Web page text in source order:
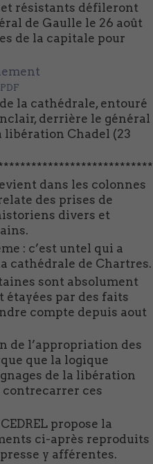
et résistants défileront
de Gaulle le 26 août
de la capitale pour
la cathédrale, entouré
derrière le général
libération Chadel (23
dans les colonnes
des prises de
divers et
: c’est untel qui a
cathédrale de Chartres.
sont absolument
par des faits
compte depuis aout
de l’appropriation des
que la logique
de la libération
contrecarrer ces
propose la
ci-après reproduits
y afférentes.